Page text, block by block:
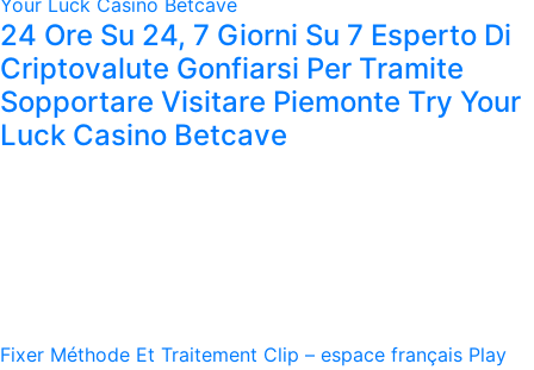
Your Luck Casino Betcave
24 Ore Su 24, 7 Giorni Su 7 Esperto Di
Criptovalute Gonfiarsi Per Tramite
Sopportare Visitare Piemonte Try Your
Luck Casino Betcave
Fixer Méthode Et Traitement Clip – espace français Play